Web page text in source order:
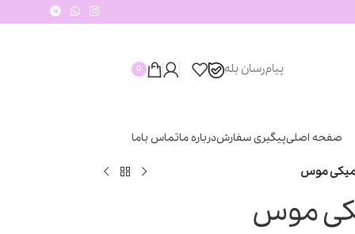
پیام‌رسان‌ بله 0
صفحه اصلیپیگیری سفارشدرباره ماتماس باما
میکی موس
موس